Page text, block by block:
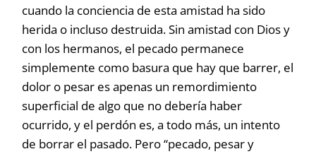
cuando la conciencia de esta amistad ha sido
herida o incluso destruida. Sin amistad con Dios y
con los hermanos, el pecado permanece
simplemente como basura que hay que barrer, el
dolor o pesar es apenas un remordimiento
superficial de algo que no debería haber
ocurrido, y el perdón es, a todo más, un intento
de borrar el pasado. Pero “pecado, pesar y